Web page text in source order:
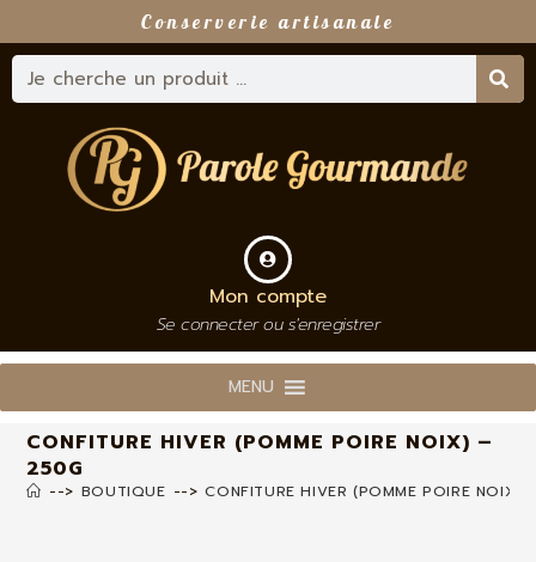
Conserverie artisanale
Mon compte
Se connecter ou s'enregistrer
MENU
CONFITURE HIVER (POMME POIRE NOIX) –
250G
--> BOUTIQUE --> CONFITURE HIVER (POMME POIRE NOIX)